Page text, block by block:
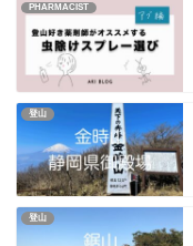
PHARMACIST
登山
登山